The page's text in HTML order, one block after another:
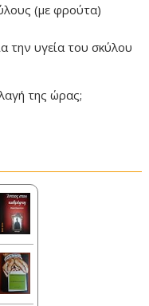
(με φρούτα)
την υγεία του σκύλου
της ώρας;